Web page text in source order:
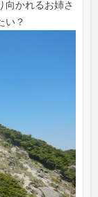
かれるお姉さ
い？